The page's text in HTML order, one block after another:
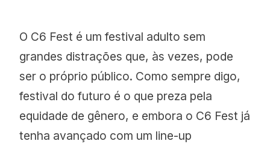
O C6 Fest é um festival adulto sem
grandes distrações que, às vezes, pode
ser o próprio público. Como sempre digo,
festival do futuro é o que preza pela
equidade de gênero, e embora o C6 Fest já
tenha avançado com um line-up